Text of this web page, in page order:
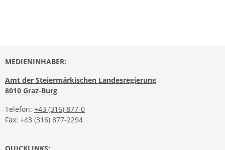
MEDIENINHABER:
Amt der Steiermärkischen Landesregierung
8010 Graz-Burg
Telefon: +43 (316) 877-0
Fax: +43 (316) 877-2294
QUICKLINKS: